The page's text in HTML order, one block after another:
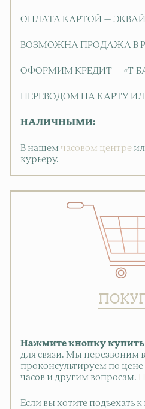
ОПЛАТА КАРТОЙ —
ВОЗМОЖНА ПРОДАЖА В
ОФОРМИМ КРЕДИТ — «Т-
ПЕРЕВОДОМ НА КАРТУ
НАЛИЧНЫМИ:
В нашем часовом центре
курьеру.
Нажмите кнопку купить
для связи. Мы перезвоним
проконсультируем по
часов и другим вопросам.
Если вы хотите подъехать